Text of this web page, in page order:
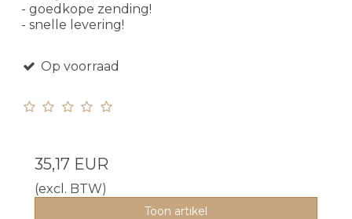
- goedkope zending!
- snelle levering!
Op voorraad
35,17 EUR
(excl. BTW)
Toon artikel